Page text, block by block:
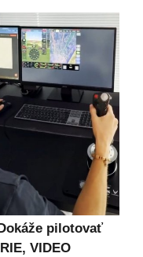
pilotovať
VIDEO